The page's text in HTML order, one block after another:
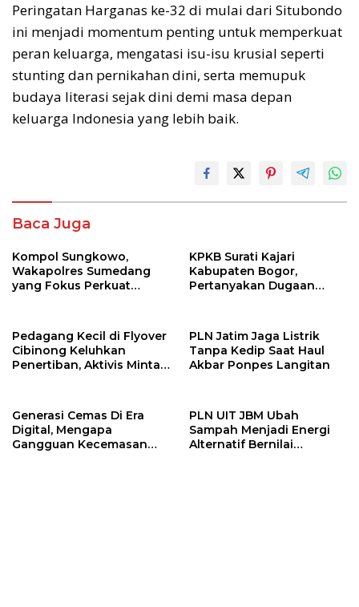
Peringatan Harganas ke-32 di mulai dari Situbondo
ini menjadi momentum penting untuk memperkuat
peran keluarga, mengatasi isu-isu krusial seperti
stunting dan pernikahan dini, serta memupuk
budaya literasi sejak dini demi masa depan
keluarga Indonesia yang lebih baik.
Baca Juga
Kompol Sungkowo,
Wakapolres Sumedang
yang Fokus Perkuat
KPKB Surati Kajari
Kabupaten Bogor,
Pertanyakan Dugaan
Tersangka?
Pedagang Kecil di Flyover
Cibinong Keluhkan
Penertiban, Aktivis Minta
PLN Jatim Jaga Listrik
Tanpa Kedip Saat Haul
Akbar Ponpes Langitan
Generasi Cemas Di Era
Digital, Mengapa
Gangguan Kecemasan
PLN UIT JBM Ubah
Sampah Menjadi Energi
Alternatif Bernilai